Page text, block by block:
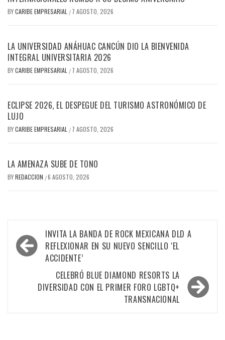
BYCARIBE EMPRESARIAL / 7 AGOSTO, 2026
LA UNIVERSIDAD ANÁHUAC CANCÚN DIO LA BIENVENIDA
INTEGRAL UNIVERSITARIA 2026
BYCARIBE EMPRESARIAL / 7 AGOSTO, 2026
ECLIPSE 2026, EL DESPEGUE DEL TURISMO ASTRONÓMICO DE
LUJO
BYCARIBE EMPRESARIAL / 7 AGOSTO, 2026
LA AMENAZA SUBE DE TONO
BYREDACCION /6 AGOSTO, 2026
Navegación
de
entradas
INVITA LA BANDA DE ROCK MEXICANA DLD A
REFLEXIONAR EN SU NUEVO SENCILLO ‘EL
ACCIDENTE’
CELEBRÓ BLUE DIAMOND RESORTS LA
DIVERSIDAD CON EL PRIMER FORO LGBTQ+
TRANSNACIONAL